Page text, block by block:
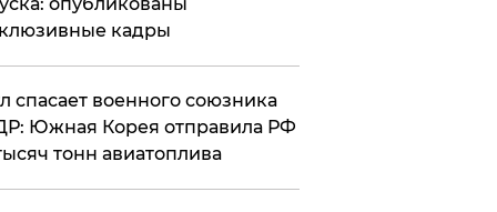
кадры
спасает военного союзника
Южная Корея отправила РФ
тонн авиатоплива